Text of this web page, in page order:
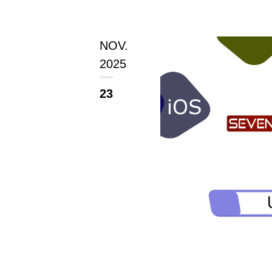
NOV.
2025
23